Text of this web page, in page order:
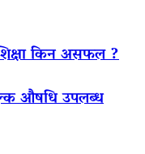
किन असफल ?
औषधि उपलब्ध